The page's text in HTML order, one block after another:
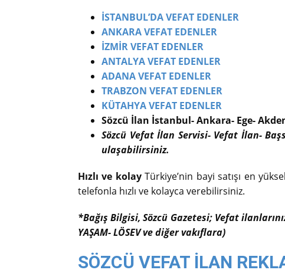
İSTANBUL’DA VEFAT EDENLER
ANKARA VEFAT EDENLER
İZMİR VEFAT EDENLER
ANTALYA VEFAT EDENLER
ADANA VEFAT EDENLER
TRABZON VEFAT EDENLER
KÜTAHYA VEFAT EDENLER
Sözcü İlan İstanbul- Ankara- Ege-
Sözcü Vefat İlan Servisi- Vefat İlan-
ulaşabilirsiniz.
Hızlı ve kolayTürkiye’nin bayi satışı en
telefonla hızlı ve kolayca verebilirsiniz.
*Bağış Bilgisi, Sözcü Gazetesi; Vefat
YAŞAM- LÖSEV ve diğer vakıflara)
SÖZCÜ VEFAT İLAN